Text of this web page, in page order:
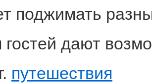
поджимать
дают
путешествия